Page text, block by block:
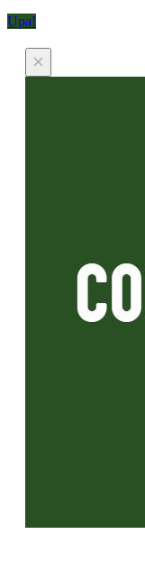
Upa!
×